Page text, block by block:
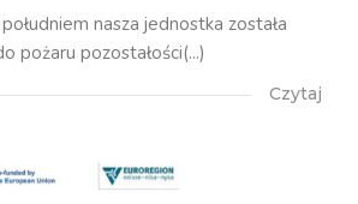
nasza jednostka została
pożaru pozostałości(...)
Czytaj